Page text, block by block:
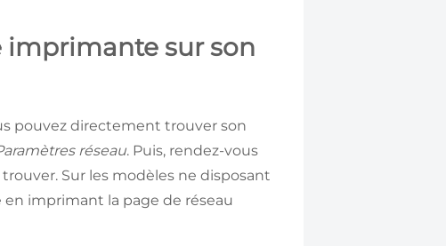
imprimante sur son
pouvez directement trouver son
réseau. Puis, rendez-vous
trouver. Sur les modèles ne disposant
en imprimant la page de réseau